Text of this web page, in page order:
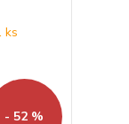
- 52 %